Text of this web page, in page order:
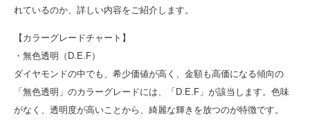
れているのか、詳しい内容をご紹介します。
【カラーグレードチャート】
・無色透明（D.E.F）
ダイヤモンドの中でも、希少価値が高く、金額も高価になる傾向の
「無色透明」のカラーグレードには、「D.E.F」が該当します。色味
がなく、透明度が高いことから、綺麗な輝きを放つのが特徴です。